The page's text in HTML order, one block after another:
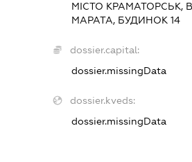
МІСТО КРАМАТОРСЬК,
МАРАТА, БУДИНОК 14
dossier.capital:
dossier.missingData
dossier.kveds:
dossier.missingData